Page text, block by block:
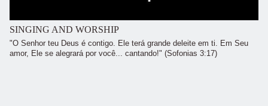
SINGING AND WORSHIP
"O Senhor teu Deus é contigo. Ele terá grande deleite em ti. Em Seu
amor, Ele se alegrará por você... cantando!" (Sofonias 3:17)